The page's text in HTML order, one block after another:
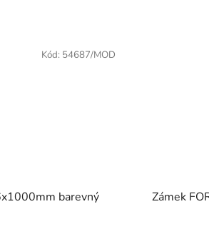
barevný
Kód: 54687/MOD
Zámek